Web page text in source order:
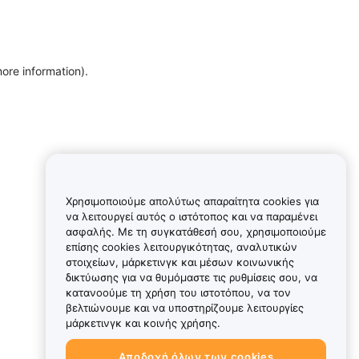
information).
Χρησιμοποιούμε απολύτως απαραίτητα cookies για
να λειτουργεί αυτός ο ιστότοπος και να παραμένει
ασφαλής. Με τη συγκατάθεσή σου, χρησιμοποιούμε
επίσης cookies λειτουργικότητας, αναλυτικών
στοιχείων, μάρκετινγκ και μέσων κοινωνικής
δικτύωσης για να θυμόμαστε τις ρυθμίσεις σου, να
κατανοούμε τη χρήση του ιστοτόπου, να τον
βελτιώνουμε και να υποστηρίζουμε λειτουργίες
μάρκετινγκ και κοινής χρήσης.